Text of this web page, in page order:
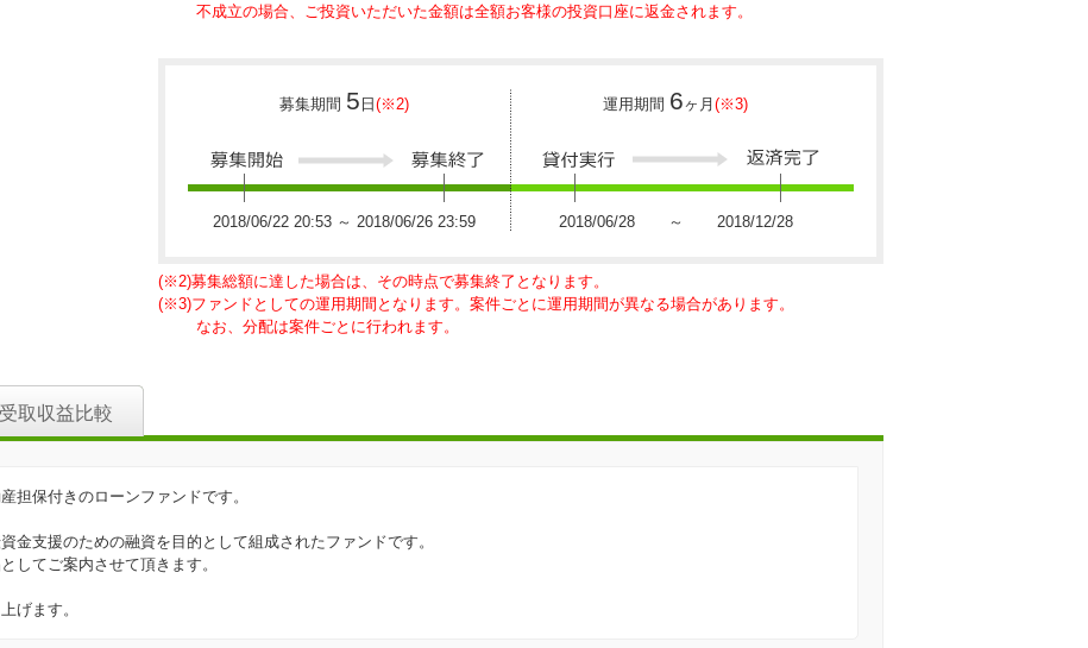
不成立の場合、ご投資いただいた金額は全額お客様の投資口座に返金されます。
募集期間 5 日(※2) 運用期間 6ヶ月 (※3)
2018/06/22 20:53 ～ 2018/06/26 23:59 2018/06/28 ～ 2018/12/28
(※2)募集総額に達した場合は、その時点で募集終了となります。
(※3)ファンドとしての運用期間となります。案件ごとに運用期間が異なる場合があります。
なお、分配は案件ごとに行われます。
取収益比較
担保付きのローンファンドです。
金支援のための融資を目的として組成されたファンドです。
してご案内させて頂きます。
げます。